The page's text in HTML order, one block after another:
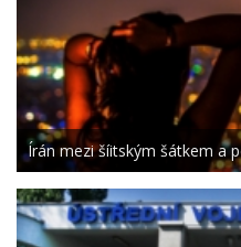
Írán mezi šíitským šátkem a